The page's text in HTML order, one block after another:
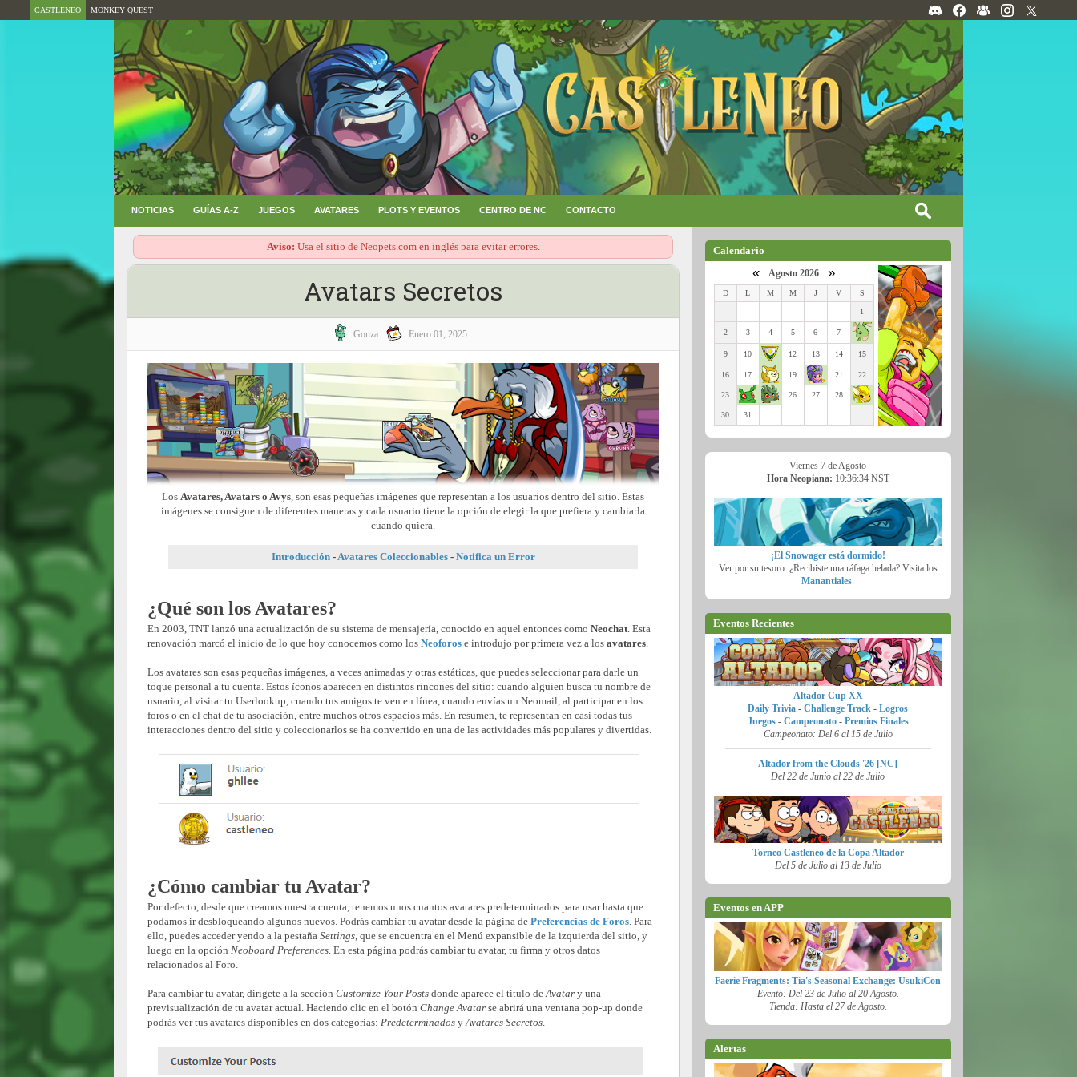
CASTLENEO MONKEY QUEST
NOTICIAS GUÍAS A-Z JUEGOS AVATARES PLOTS Y EVENTOS CENTRO DE NC CONTACTO
Aviso: Usa el sitio de Neopets.com en inglés para evitar errores.
Avatars Secretos
Gonza Enero 01, 2025
LosAvatares,Avatars o Avys, son esas pequeñas imágenes que representan a los usuarios dentro del sitio. Estas
imágenes se consiguen de diferentes maneras y cada usuario tiene la opción de elegir la que prefiera y cambiarla
cuando quiera.
Introducción-Avatares Coleccionables- Notifica un Error
¿Qué son los Avatares?
En 2003, TNT lanzó una actualización de su sistema de mensajería, conocido en aquel entonces como Neochat. Esta
renovación marcó el inicio de lo que hoy conocemos como los Neoforos e introdujo por primera vez a los avatares.
Los avatares son esas pequeñas imágenes, a veces animadas y otras estáticas, que puedes seleccionar para darle un
toque personal a tu cuenta. Estos íconos aparecen en distintos rincones del sitio: cuando alguien busca tu nombre de
usuario, al visitar tu Userlookup, cuando tus amigos te ven en línea, cuando envías un Neomail, al participar en los
foros o en el chat de tu asociación, entre muchos otros espacios más. En resumen, te representan en casi todas tus
interacciones dentro del sitio y coleccionarlos se ha convertido en una de las actividades más populares y divertidas.
¿Cómo cambiar tu Avatar?
Por defecto, desde que creamos nuestra cuenta, tenemos unos cuantos avatares predeterminados para usar hasta que
podamos ir desbloqueando algunos nuevos. Podrás cambiar tu avatar desde la página de Preferencias de Foros. Para
ello, puedes acceder yendo a la pestaña Settings, que se encuentra en el Menú expansible de la izquierda del sitio, y
luego en la opción Neoboard Preferences. En esta página podrás cambiar tu avatar, tu firma y otros datos
relacionados al Foro.
Para cambiar tu avatar, dirígete a la sección Customize Your Posts donde aparece el titulo deAvatar y una
previsualización de tu avatar actual. Haciendo clic en el botón Change Avatar se abrirá una ventana pop-up donde
podrás ver tus avatares disponibles en dos categorías: Predeterminados yAvatares Secretos.
Calendario
« Agosto 2026 »
D L M M J V S
1
2 3 4 5 6 7
9 10 12 13 14 15
16 17 19 21 22
23 26 27 28
30 31
Viernes 7 de Agosto
Hora Neopiana: 10:36:35 NST
¡El Snowager está dormido!
Ver por su tesoro. ¿Recibiste una ráfaga helada? Visita los
Manantiales.
Eventos Recientes
Altador Cup XX
Daily Trivia -Challenge Track -Logros
Juegos- Campeonato- Premios Finales
Campeonato: Del 6 al 15 de Julio
Altador from the Clouds '26 [NC]
Del 22 de Junio al 22 de Julio
Torneo Castleneo de la Copa Altador
Del 5 de Julio al 13 de Julio
Eventos en APP
Faerie Fragments: Tia's Seasonal Exchange: UsukiCon
Evento: Del 23 de Julio al 20 Agosto.
Tienda: Hasta el 27 de Agosto.
Alertas